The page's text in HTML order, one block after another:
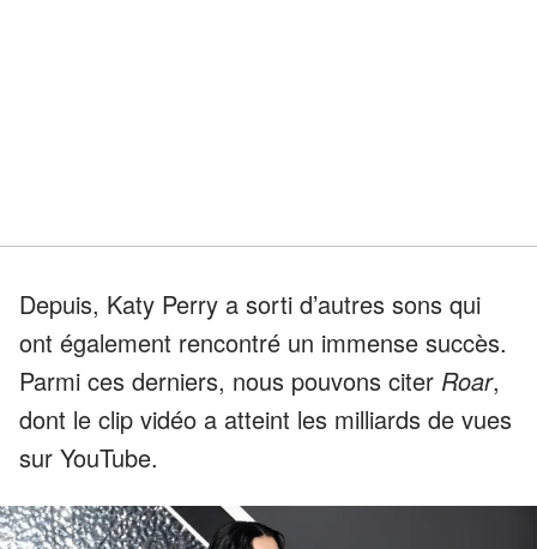
Depuis, Katy Perry a sorti d’autres sons qui
ont également rencontré un immense succès.
Parmi ces derniers, nous pouvons citer Roar,
dont le clip vidéo a atteint les milliards de vues
sur YouTube.